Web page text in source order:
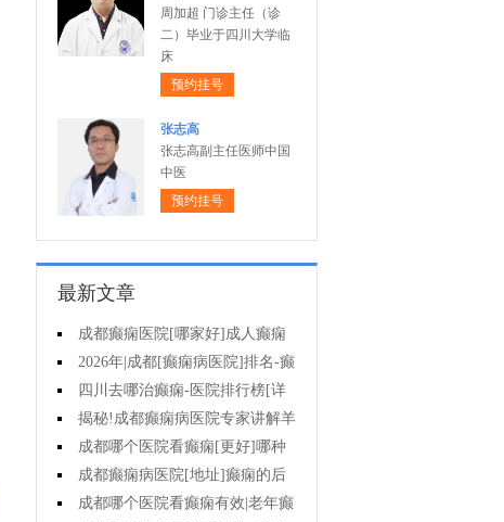
周加超 门诊主任（诊
二）毕业于四川大学临
床
预约挂号
张志高
张志高副主任医师中国
中医
预约挂号
最新文章
成都癫痫医院[哪家好]成人癫痫
发作的原因有哪些?
2026年|成都[癫痫病医院]排名-癫
痫病要注意什么?
四川去哪治癫痫-医院排行榜[详
细排名]女性癫痫怎么治疗?
揭秘!成都癫痫病医院专家讲解羊
癫疯对不同年龄段病人的影响?
成都哪个医院看癫痫[更好]哪种
方法治母猪疯很有效?
成都癫痫病医院[地址]癫痫的后
遗症有什么?
成都哪个医院看癫痫有效|老年癫